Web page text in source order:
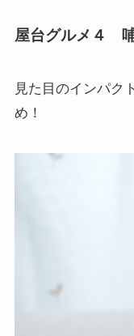
屋台グルメ４
見た目のインパク
め！